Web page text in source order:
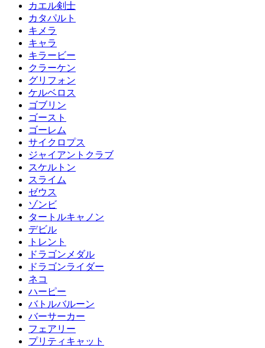
カエル剣士
カタパルト
キメラ
キャラ
キラービー
クラーケン
グリフォン
ケルベロス
ゴブリン
ゴースト
ゴーレム
サイクロプス
ジャイアントクラブ
スケルトン
スライム
ゼウス
ゾンビ
タートルキャノン
デビル
トレント
ドラゴンメダル
ドラゴンライダー
ネコ
ハーピー
バトルバルーン
バーサーカー
フェアリー
プリティキャット